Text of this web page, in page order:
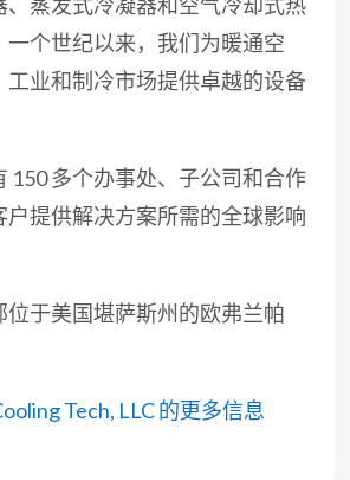
一个世纪以来，我们为暖通空
工业和制冷市场提供卓越的设备
150 多个办事处、子公司和合作
户提供解决方案所需的全球影响
位于美国堪萨斯州的欧弗兰帕
Tech, LLC 的更多信息